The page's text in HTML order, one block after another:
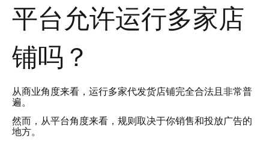
平台允许运行多家店
铺吗？
从商业角度来看，运行多家代发货店铺完全合法且非常普
遍。
然而，从平台角度来看，规则取决于你销售和投放广告的
地方。